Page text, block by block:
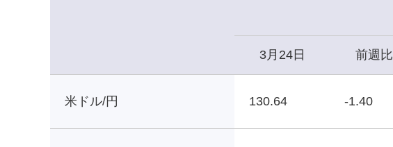
3月24日 前週比
米ドル/円 130.64 -1.40